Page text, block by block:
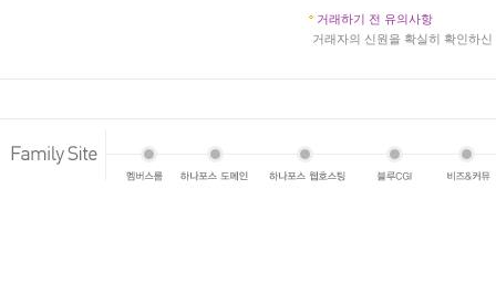
거래하기 전 유의사항
거래자의 신원을 확실히 확인하